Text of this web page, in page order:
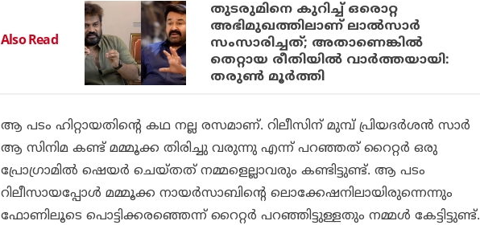
Also Read
തുടരുമിനെ കുറിച്ച് ഒരൊറ്റ
അഭിമുഖത്തിലാണ് ലാല്‍സാര്‍
സംസാരിച്ചത്; അതാണെങ്കില്‍
തെറ്റായ രീതിയില്‍ വാര്‍ത്തയായി:
തരുണ്‍ മൂര്‍ത്തി
ആ പടം ഹിറ്റായതിന്റെ കഥ നല്ല രസമാണ്. റിലീസിന് മുമ്പ് പ്രിയദര്‍ശന്‍ സാര്‍
ആ സിനിമ കണ്ട് മമ്മൂക്ക തിരിച്ചു വരുന്നു എന്ന് പറഞ്ഞത് റൈറ്റര്‍ ഒരു
പ്രോഗ്രാമില്‍ ഷെയര്‍ ചെയ്തത് നമ്മളെല്ലാവരും കണ്ടിട്ടുണ്ട്. ആ പടം
റിലീസായപ്പോള്‍ മമ്മൂക്ക നായര്‍സാബിന്റെ ലൊക്കേഷനിലായിരുന്നെന്നും
ഫോണിലൂടെ പൊട്ടിക്കരഞ്ഞെന്ന് റൈറ്റര്‍ പറഞ്ഞിട്ടുള്ളതും നമ്മള്‍ കേട്ടിട്ടുണ്ട്.